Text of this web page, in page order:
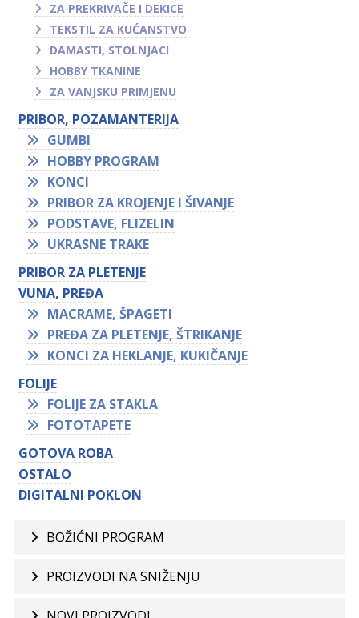
ZA PREKRIVAČE I DEKICE
TEKSTIL ZA KUĆANSTVO
DAMASTI, STOLNJACI
HOBBY TKANINE
ZA VANJSKU PRIMJENU
PRIBOR, POZAMANTERIJA
GUMBI
HOBBY PROGRAM
KONCI
PRIBOR ZA KROJENJE I ŠIVANJE
PODSTAVE, FLIZELIN
UKRASNE TRAKE
PRIBOR ZA PLETENJE
VUNA, PREĐA
MACRAME, ŠPAGETI
PREĐA ZA PLETENJE, ŠTRIKANJE
KONCI ZA HEKLANJE, KUKIČANJE
FOLIJE
FOLIJE ZA STAKLA
FOTOTAPETE
GOTOVA ROBA
OSTALO
DIGITALNI POKLON
BOŽIĆNI PROGRAM
PROIZVODI NA SNIŽENJU